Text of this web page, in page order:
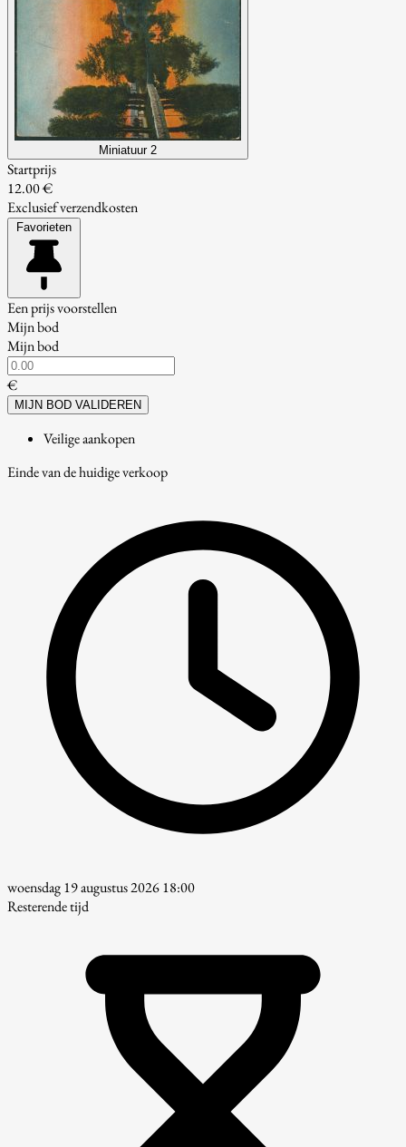
Miniatuur 2
Startprijs
12.00 €
Exclusief verzendkosten
Favorieten
Een prijs voorstellen
Mijn bod
Mijn bod
€
MIJN BOD VALIDEREN
Veilige aankopen
Einde van de huidige verkoop
woensdag 19 augustus 2026 18:00
Resterende tijd